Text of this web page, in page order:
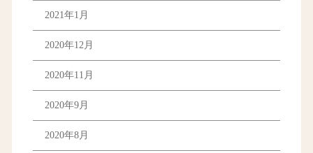
2021年1月
2020年12月
2020年11月
2020年9月
2020年8月